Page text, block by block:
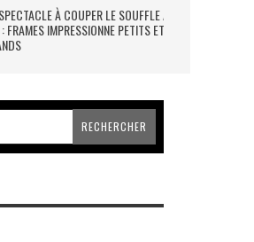
AU
ET
27
LA GOULUE : LE COUP DE
THÉÂTRAL DE L’ÉTÉ